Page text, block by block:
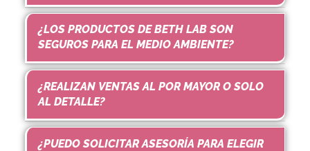
¿LOS PRODUCTOS DE BETH LAB SON
SEGUROS PARA EL MEDIO AMBIENTE?
¿REALIZAN VENTAS AL POR MAYOR O SOLO
AL DETALLE?
¿PUEDO SOLICITAR ASESORÍA PARA ELEGIR